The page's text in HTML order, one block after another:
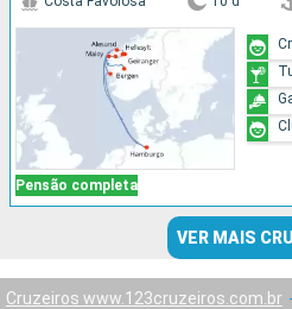
Pensão completa
VER MAIS
Cruzeiros www.123cruzeiros.com.br